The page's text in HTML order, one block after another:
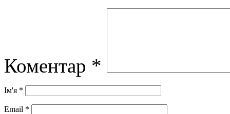
Коментар *
Ім'я *
Email *